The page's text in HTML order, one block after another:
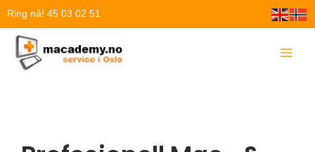
Hopp
innholdet
Ring nå! 45 03 02 51